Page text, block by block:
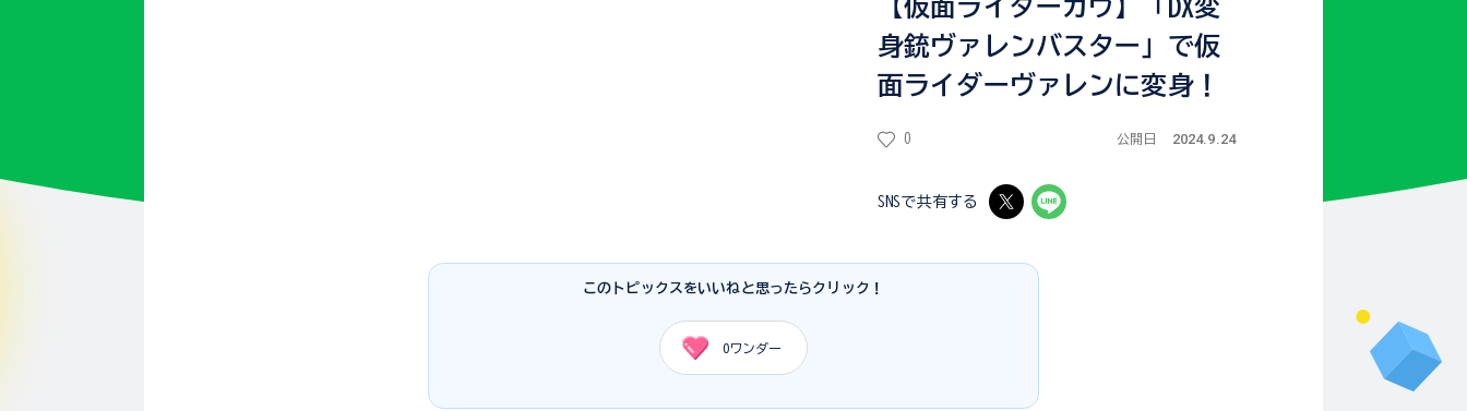
【仮面ライダーガヴ】「DX変
身銃ヴァレンバスター」で仮
面ライダーヴァレンに変身！
0 公開日 2024.9.24
SNSで共有する
このトピックスをいいねと思ったらクリック！
0ワンダー